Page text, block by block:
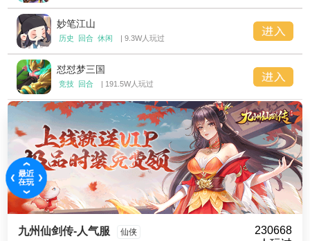
妙笔江山
历史 回合 休闲 | 9.3W人玩过
怼怼梦三国
竞技 回合 | 191.5W人玩过
九州仙剑传-人气服 仙侠
230668